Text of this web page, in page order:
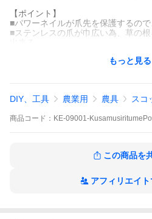
【ポイント】
■パワーネイルが爪先を保護するの
■ステンレスの爪が巾広い為、草の
■長時間の使用でも疲れない
【使い方】
(2)脱落・紛失防止のゴム紐を手首に
■サイズ：約幅3.0×長さ8.0×高さ8.0c
もっと見る
DIY、工具 農業用 農具 スコ
商品 コード： KE-09001-
この商品を
アフィリエイ